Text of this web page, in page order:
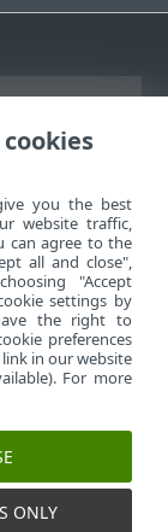
you the best
website traffic,
can agree to the
all and close",
"Accept
settings by
the right to
preferences
in our website
For more
ONLY